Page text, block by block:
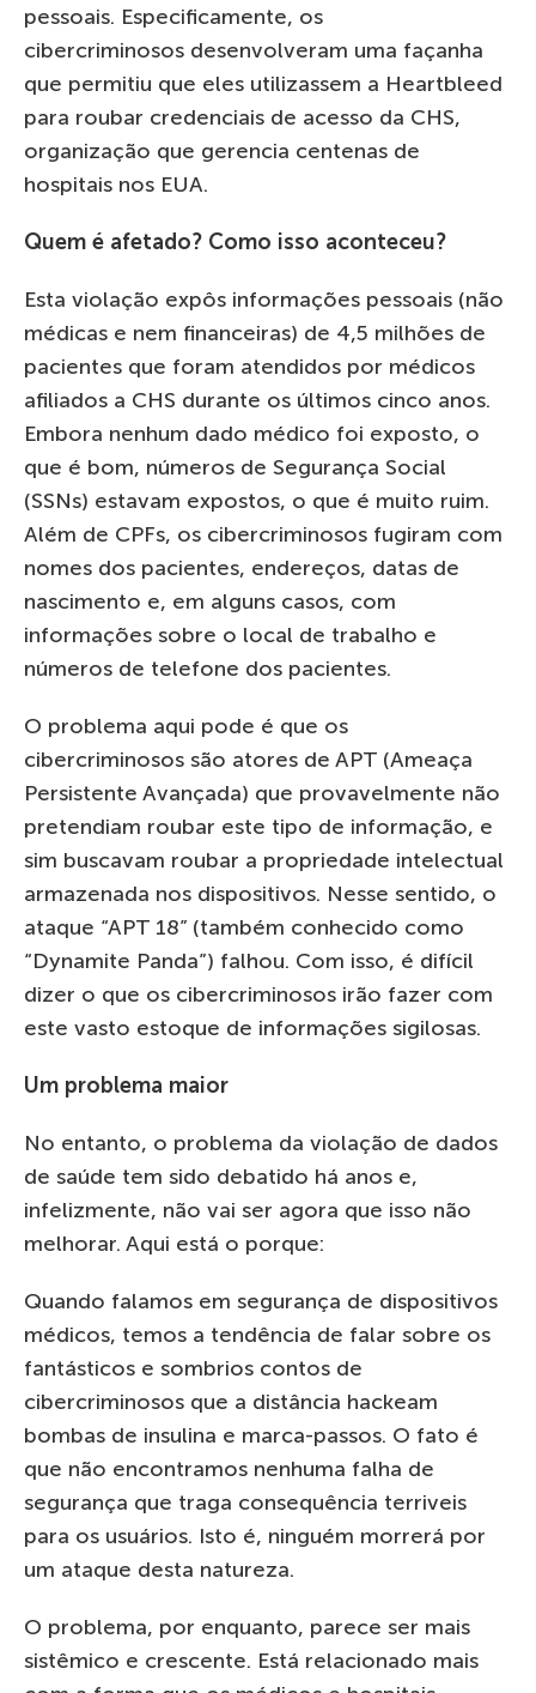
pessoais. Especificamente, os
cibercriminosos desenvolveram uma façanha
que permitiu que eles utilizassem a Heartbleed
para roubar credenciais de acesso da CHS,
organização que gerencia centenas de
hospitais nos EUA.
Quem é afetado? Como isso aconteceu?
Esta violação expôs informações pessoais (não
médicas e nem financeiras) de 4,5 milhões de
pacientes que foram atendidos por médicos
afiliados a CHS durante os últimos cinco anos.
Embora nenhum dado médico foi exposto, o
que é bom, números de Segurança Social
(SSNs) estavam expostos, o que é muito ruim.
Além de CPFs, os cibercriminosos fugiram com
nomes dos pacientes, endereços, datas de
nascimento e, em alguns casos, com
informações sobre o local de trabalho e
números de telefone dos pacientes.
O problema aqui pode é que os
cibercriminosos são atores de APT (Ameaça
Persistente Avançada) que provavelmente não
pretendiam roubar este tipo de informação, e
sim buscavam roubar a propriedade intelectual
armazenada nos dispositivos. Nesse sentido, o
ataque “APT 18” (também conhecido como
“Dynamite Panda”) falhou. Com isso, é difícil
dizer o que os cibercriminosos irão fazer com
este vasto estoque de informações sigilosas.
Um problema maior
No entanto, o problema da violação de dados
de saúde tem sido debatido há anos e,
infelizmente, não vai ser agora que isso não
melhorar. Aqui está o porque:
Quando falamos em segurança de dispositivos
médicos, temos a tendência de falar sobre os
fantásticos e sombrios contos de
cibercriminosos que a distância hackeam
bombas de insulina e marca-passos. O fato é
que não encontramos nenhuma falha de
segurança que traga consequência terriveis
para os usuários. Isto é, ninguém morrerá por
um ataque desta natureza.
O problema, por enquanto, parece ser mais
sistêmico e crescente. Está relacionado mais